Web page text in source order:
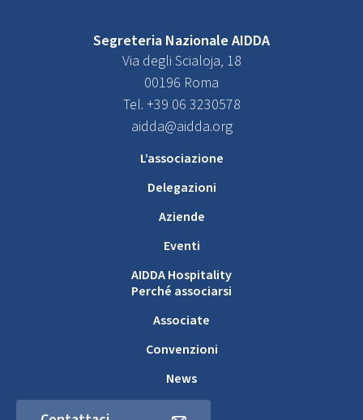
Segreteria Nazionale AIDDA
Via degli Scialoja, 18
00196 Roma
Tel. +39 06 3230578
aidda@aidda.org
L’associazione
Delegazioni
Aziende
Eventi
AIDDA Hospitality
Perché associarsi
Associate
Convenzioni
News